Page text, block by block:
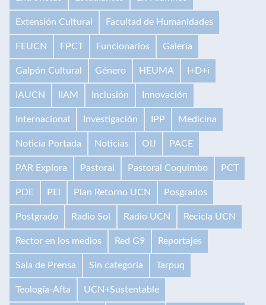
Extensión Cultural Facultad de Humanidades
FEUCN FPCT Funcionarios Galería
Galpón Cultural Género HEUMA I+D+i
IAUCN IIAM Inclusión Innovación
Internacional Investigación IPP Medicina
Noticia Portada Noticias OIJ PACE
PAR Explora Pastoral Pastoral Coquimbo PCT
PDE PEI Plan Retorno UCN Posgrados
Postgrado Radio Sol Radio UCN Recicla UCN
Rector en los medios Red G9 Reportajes
Sala de Prensa Sin categoría Tarpuq
Teología-Afta UCN+Sustentable